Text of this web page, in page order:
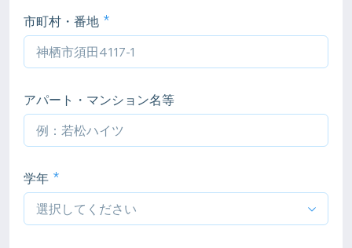
市町村・番地
アパート・マンション名等
学年